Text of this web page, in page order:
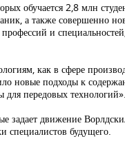
обучается 2,8 млн
а также совершенно
и
как в сфере
новые подходы к
передовых технологий».
задает движение
специалистов будущего.